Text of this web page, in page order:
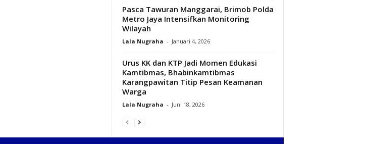
Pasca Tawuran Manggarai, Brimob Polda
Metro Jaya Intensifkan Monitoring
Wilayah‎
Lala Nugraha - Januari 4, 2026
Urus KK dan KTP Jadi Momen Edukasi
Kamtibmas, Bhabinkamtibmas
Karangpawitan Titip Pesan Keamanan
Warga
Lala Nugraha - Juni 18, 2026